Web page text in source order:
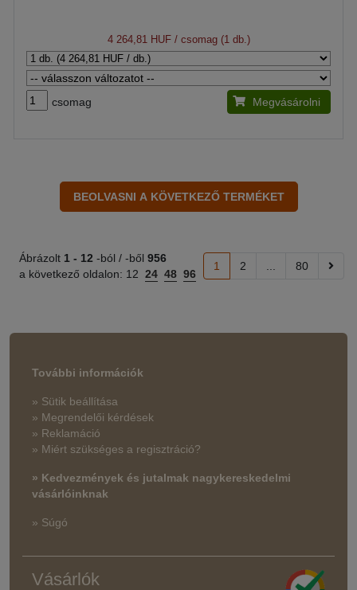
4 264,81 HUF/ csomag (1 db.)
csomag Megvásárolni
Ábrázolt 1 - 12 -ból / -ből 956
a következő oldalon: 12 24 48 96
1 2 80
További információk
» Sütik beállítása
» Megrendelői kérdések
» Reklamáció
» Miért szükséges a regisztráció?
» Kedvezmények és jutalmak nagykereskedelmi
vásárlóinknak
» Súgó
Vásárlók